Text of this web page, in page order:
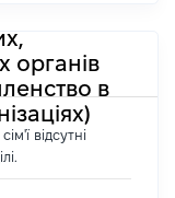
органів
в
відсутні